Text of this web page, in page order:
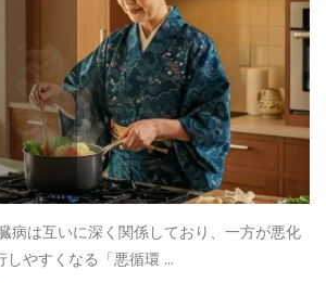
病は互いに深く関係しており、一方が悪化
しやすくなる「悪循環 …